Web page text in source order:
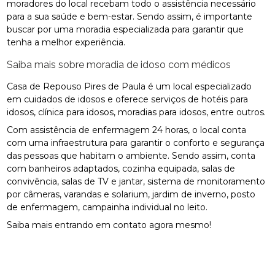
moradores do local recebam todo o assistência necessário
para a sua saúde e bem-estar. Sendo assim, é importante
buscar por uma moradia especializada para garantir que
tenha a melhor experiência.
Saiba mais sobre moradia de idoso com médicos
Casa de Repouso Pires de Paula é um local especializado
em cuidados de idosos e oferece serviços de hotéis para
idosos, clínica para idosos, moradias para idosos, entre outros.
Com assistência de enfermagem 24 horas, o local conta
com uma infraestrutura para garantir o conforto e segurança
das pessoas que habitam o ambiente. Sendo assim, conta
com banheiros adaptados, cozinha equipada, salas de
convivência, salas de TV e jantar, sistema de monitoramento
por câmeras, varandas e solarium, jardim de inverno, posto
de enfermagem, campainha individual no leito.
Saiba mais entrando em contato agora mesmo!